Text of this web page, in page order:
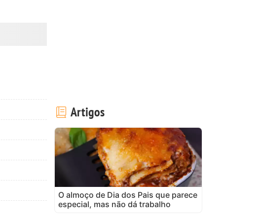
Artigos
O almoço de Dia dos Pais que parece
especial, mas não dá trabalho